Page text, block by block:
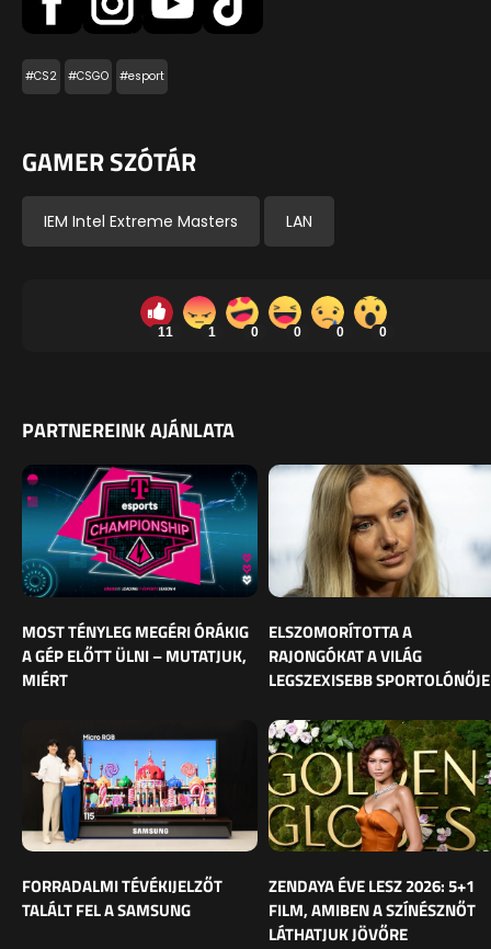
#CS2 #CSGO #esport
GAMER SZÓTÁR
IEM Intel Extreme Masters LAN
11 1 0 0 0 0
PARTNEREINK AJÁNLATA
MOST TÉNYLEG MEGÉRI ÓRÁKIG
A GÉP ELŐTT ÜLNI – MUTATJUK,
MIÉRT
ELSZOMORÍTOTTA A
RAJONGÓKAT A VILÁG
LEGSZEXISEBB SPORTOLÓNŐJE
FORRADALMI TÉVÉKIJELZŐT
TALÁLT FEL A SAMSUNG
ZENDAYA ÉVE LESZ 2026: 5+1
FILM, AMIBEN A SZÍNÉSZNŐT
LÁTHATJUK JÖVŐRE